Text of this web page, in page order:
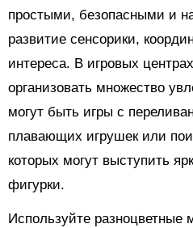
простыми, безопасными и
развитие сенсорики,
интереса. В игровых
организовать множество
могут быть игры с
плавающих игрушек или
которых могут выступить
фигурки.
Используйте разноцветные